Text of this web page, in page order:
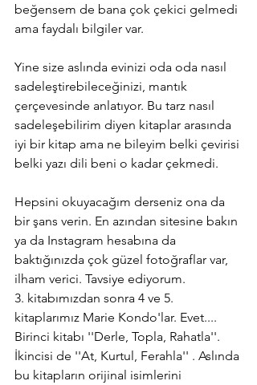
beğensem de bana çok çekici gelmedi
ama faydalı bilgiler var.
Yine size aslında evinizi oda oda nasıl
sadeleştirebileceğinizi, mantık
çerçevesinde anlatıyor. Bu tarz nasıl
sadeleşebilirim diyen kitaplar arasında
iyi bir kitap ama ne bileyim belki çevirisi
belki yazı dili beni o kadar çekmedi.
Hepsini okuyacağım derseniz ona da
bir şans verin. En azından sitesine bakın
ya da Instagram hesabına da
baktığınızda çok güzel fotoğraflar var,
ilham verici. Tavsiye ediyorum.
3. kitabımızdan sonra 4 ve 5.
kitaplarımız Marie Kondo'lar. Evet....
Birinci kitabı ''Derle, Topla, Rahatla''.
İkincisi de ''At, Kurtul, Ferahla'' . Aslında
bu kitapların orijinal isimlerini